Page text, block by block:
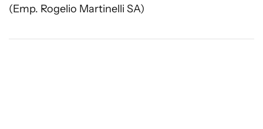
(Emp. Rogelio Martinelli SA)